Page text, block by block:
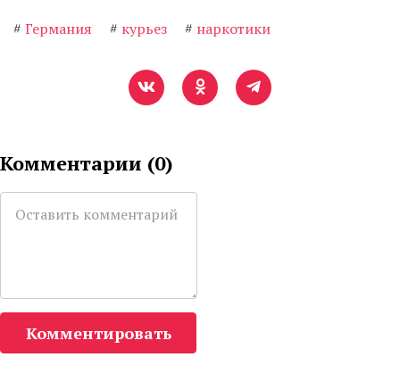
# Германия # курьез # наркотики
Комментарии (0)
Комментировать